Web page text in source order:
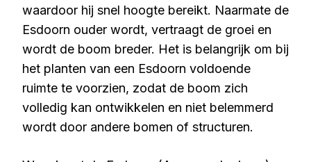
waardoor hij snel hoogte bereikt. Naarmate de
Esdoorn ouder wordt, vertraagt de groei en
wordt de boom breder. Het is belangrijk om bij
het planten van een Esdoorn voldoende
ruimte te voorzien, zodat de boom zich
volledig kan ontwikkelen en niet belemmerd
wordt door andere bomen of structuren.